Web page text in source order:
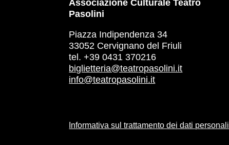
Photo
View
Associazione Culturale Teatro
Pasolini
Piazza Indipendenza 34
33052 Cervignano del Friuli
tel. +39 0431 370216
biglietteria@teatropasolini.it
info@teatropasolini.it
Informativa sul trattamento dei dati personali